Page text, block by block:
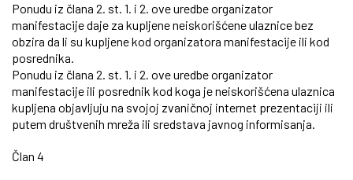
Ponudu iz člana 2. st. 1. i 2. ove uredbe organizator
manifestacije daje za kupljene neiskorišćene ulaznice bez
obzira da li su kupljene kod organizatora manifestacije ili kod
posrednika.
Ponudu iz člana 2. st. 1. i 2. ove uredbe organizator
manifestacije ili posrednik kod koga je neiskorišćena ulaznica
kupljena objavljuju na svojoj zvaničnoj internet prezentaciji ili
putem društvenih mreža ili sredstava javnog informisanja.
Član 4